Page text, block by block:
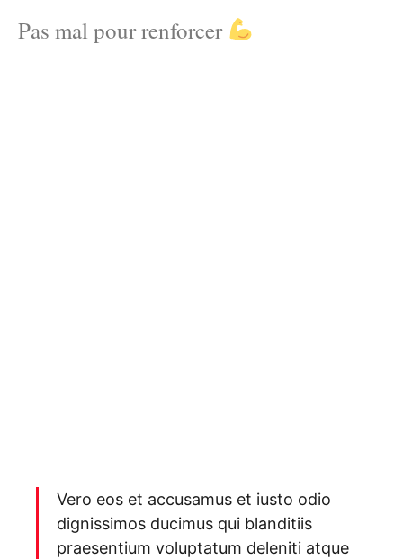
Pas mal pour renforcer
Vero eos et accusamus et iusto odio
dignissimos ducimus qui blanditiis
praesentium voluptatum deleniti atque